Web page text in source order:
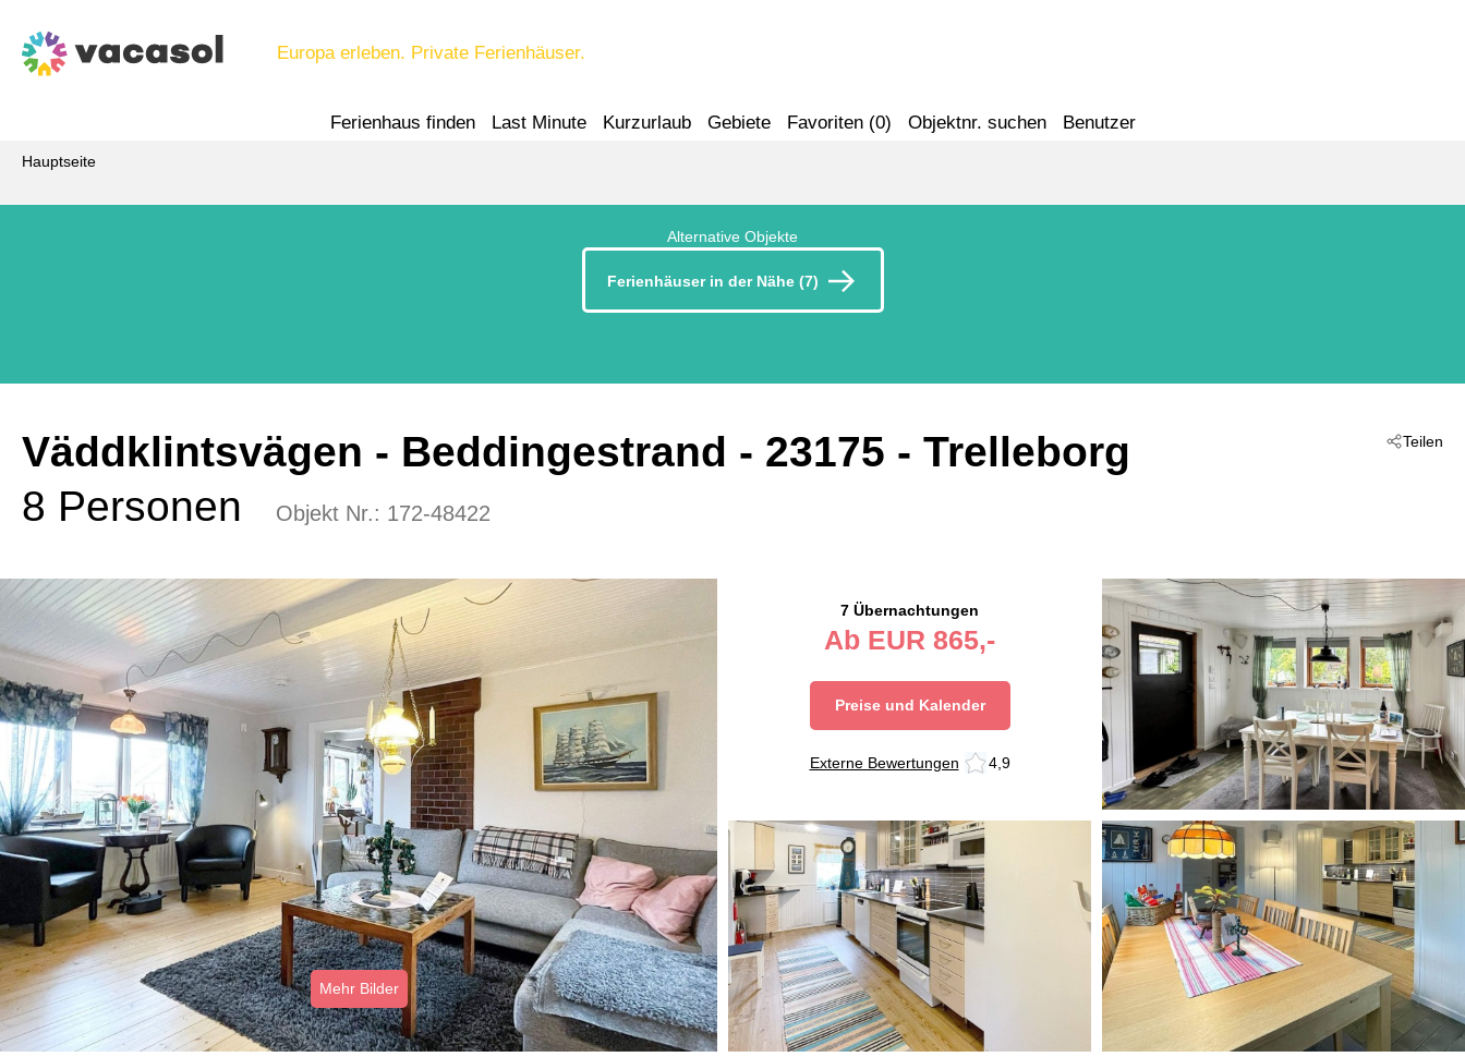
Europa erleben. Private Ferienhäuser.
Ferienhaus finden Last Minute Kurzurlaub Gebiete Favoriten (0) Objektnr. suchen Benutzer
Hauptseite
Alternative Objekte
Ferienhäuser in der Nähe (7)
Teilen
Väddklintsvägen - Beddingestrand - 23175 - Trelleborg
8 Personen
Objekt Nr.: 172-48422
Mehr Bilder
7 Übernachtungen
Ab EUR 865,-
Preise und Kalender
Externe Bewertungen 4,9